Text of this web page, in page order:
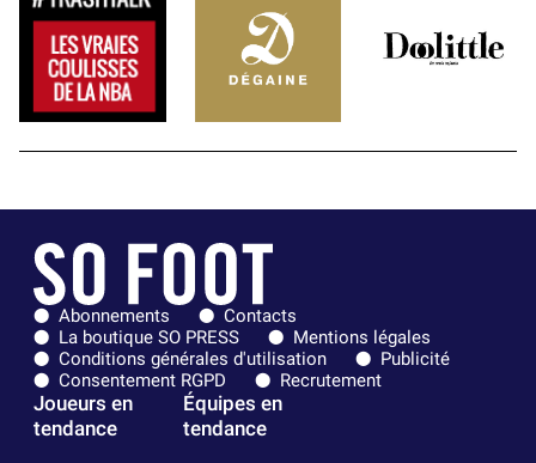
Abonnements
Contacts
La boutique SO PRESS
Mentions légales
Conditions générales d'utilisation
Publicité
Consentement RGPD
Recrutement
Joueurs en
tendance
Équipes en
tendance